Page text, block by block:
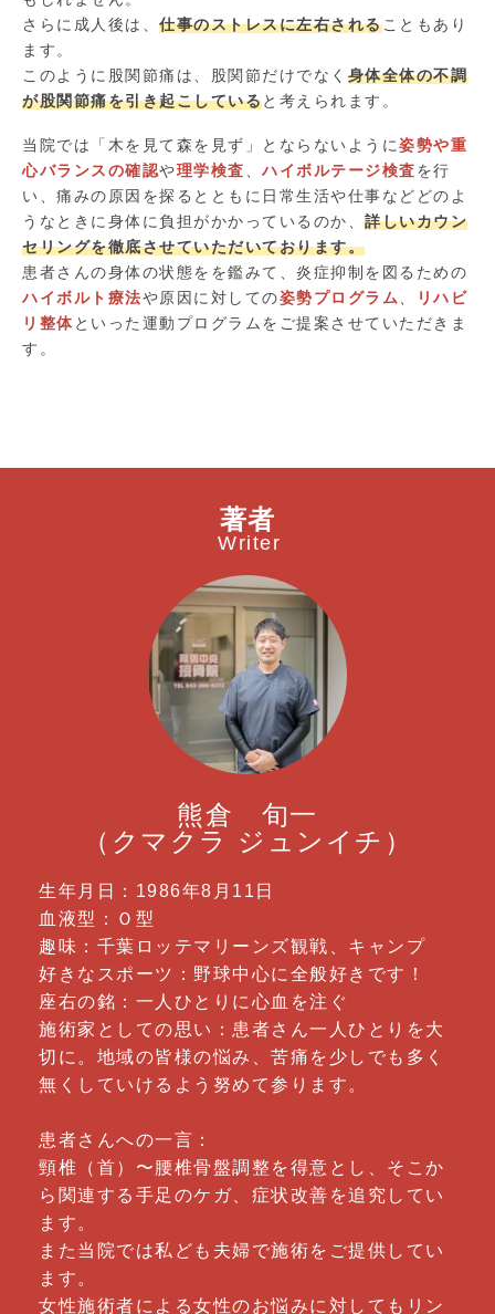
さらに成人後は、 仕事のストレスに左右されることもあり
ます。
このように股関節痛は、股関節だけでなく 身体全体の不調
が股関節痛を引き起こしていると考えられます。
当院では「木を見て森を見ず」とならないように姿勢や重
心バランスの確認や理学検査 、ハイボルテージ検査を行
い、痛みの原因を探るとともに日常生活や仕事などどのよ
うなときに身体に負担がかかっているのか、 詳しいカウン
セリングを徹底させていただいております。
患者さんの身体の状態をを鑑みて、炎症抑制を図るための
ハイボルト療法や原因に対しての姿勢プログラム
リハビ
リ整体といった運動プログラムをご提案させていただきま
す。
著者
Writer
熊倉 旬一
（クマクラ ジュンイチ）
生年月日：1986年8月11日
血液型：Ｏ型
趣味：千葉ロッテマリーンズ観戦、キャンプ
好きなスポーツ：野球中心に全般好きです！
座右の銘：一人ひとりに心血を注ぐ
施術家としての思い：患者さん一人ひとりを大
切に。地域の皆様の悩み、苦痛を少しでも多く
無くしていけるよう努めて参ります。
患者さんへの一言：
頸椎（首）〜腰椎骨盤調整を得意とし、そこか
ら関連する手足のケガ、症状改善を追究してい
ます。
また当院では私ども夫婦で施術をご提供してい
ます。
女性施術者による女性のお悩みに対してもリン